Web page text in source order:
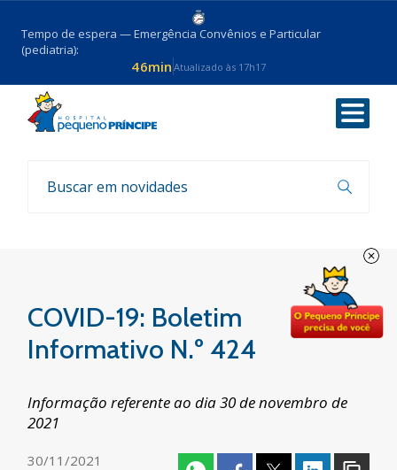
Tempo de espera — Emergência Convênios e Particular
(pediatria):
46min Atualizado às 17h17
Voltar
Boletim COVID-19
COVID-19: Boletim
Informativo N.º 424
Informação referente ao dia 30 de novembro de
2021
30/11/2021